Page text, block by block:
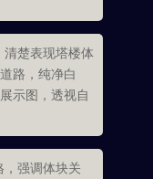
楚表现塔楼体
路，纯净白
示图，透视自
强调体块关